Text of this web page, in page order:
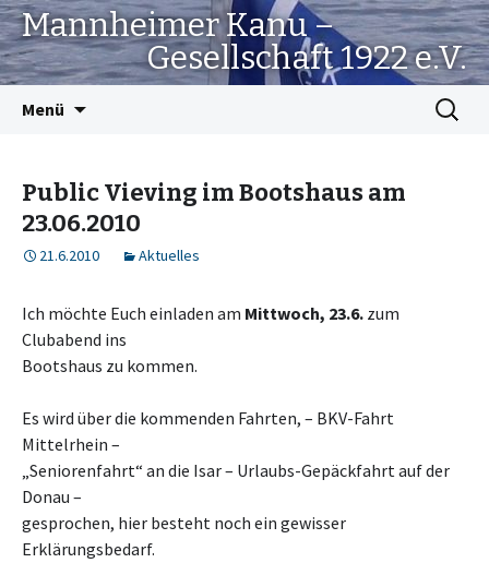
Mannheimer Kanu –
Gesellschaft 1922 e.V.
Menü
Suchen
nach:
Public Vieving im Bootshaus am
23.06.2010
21.6.2010 Aktuelles
Ich möchte Euch einladen am Mittwoch, 23.6. zum
Clubabend ins
Bootshaus zu kommen.
Es wird über die kommenden Fahrten, – BKV-Fahrt
Mittelrhein –
„Seniorenfahrt“ an die Isar – Urlaubs-Gepäckfahrt auf der
Donau –
gesprochen, hier besteht noch ein gewisser
Erklärungsbedarf.